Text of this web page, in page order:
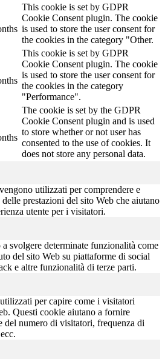
This cookie is set by GDPR
Cookie Consent plugin. The cookie
is used to store the user consent for
the cookies in the category "Other.
This cookie is set by GDPR
Cookie Consent plugin. The cookie
is used to store the user consent for
the cookies in the category
"Performance".
The cookie is set by the GDPR
Cookie Consent plugin and is used
to store whether or not user has
consented to the use of cookies. It
does not store any personal data.
utilizzati per comprendere e
prestazioni del sito Web che aiutano
utente per i visitatori.
svolgere determinate funzionalità come
del sito Web su piattaforme di social
e altre funzionalità di terze parti.
per capire come i visitatori
Questi cookie aiutano a fornire
del numero di visitatori, frequenza di